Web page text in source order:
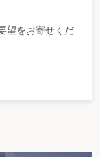
望をお寄せくだ